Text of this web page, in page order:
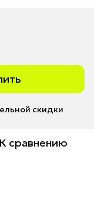
скидки
К сравнению